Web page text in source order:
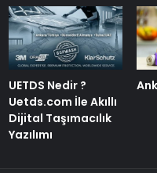
UETDS Nedir ?
Uetds.com İle Akıllı
Dijital Taşımacılık
Yazılımı